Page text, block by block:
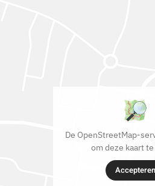
De OpenStreetMap-
om deze kaart
Accepteren